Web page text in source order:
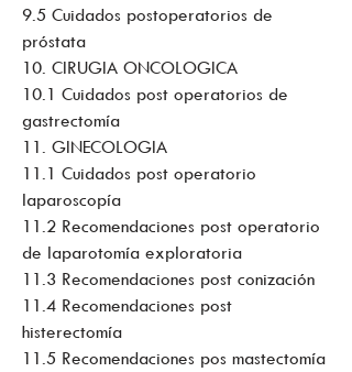
9.5 Cuidados postoperatorios de
próstata
10. CIRUGIA ONCOLOGICA
10.1 Cuidados post operatorios de
gastrectomía
11. GINECOLOGIA
11.1 Cuidados post operatorio
laparoscopía
11.2 Recomendaciones post operatorio
de laparotomía exploratoria
11.3 Recomendaciones post conización
11.4 Recomendaciones post
histerectomía
11.5 Recomendaciones pos mastectomía